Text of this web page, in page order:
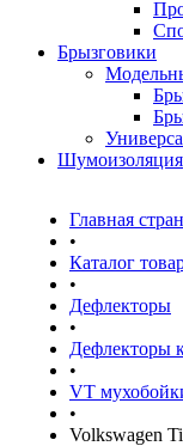
Брызговики
Шумоизоляция
Главная
•
Каталог
•
Дефлекторы
•
Дефлекторы
•
VT
•
Volkswagen